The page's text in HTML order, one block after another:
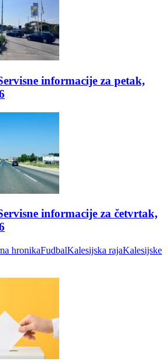
informacije za petak,
informacije za četvrtak,
hronikaFudbalKalesijska rajaKalesijske